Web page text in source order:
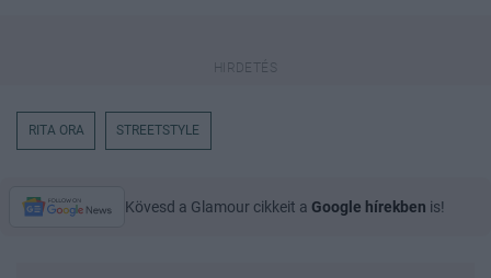
RITA ORA STREETSTYLE
Kövesd a Glamour cikkeit a Google hírekben is!